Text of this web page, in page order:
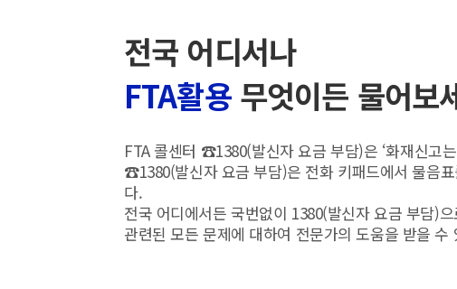
전국 어디서나
FTA활용무엇이든 물어보
FTA 콜센터 ☎1380(발신자 요금 부담)은 ‘화재신고
☎1380(발신자 요금 부담)은 전화 키패드에서 물음
다.
전국 어디에서든 국번없이 1380(발신자 요금 부담)
관련된 모든 문제에 대하여 전문가의 도움을 받을 수